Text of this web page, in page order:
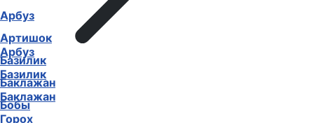
Арбуз
Базилик
Баклажан
Горох
Арбуз
Артишок
Базилик
Баклажан
Бобы